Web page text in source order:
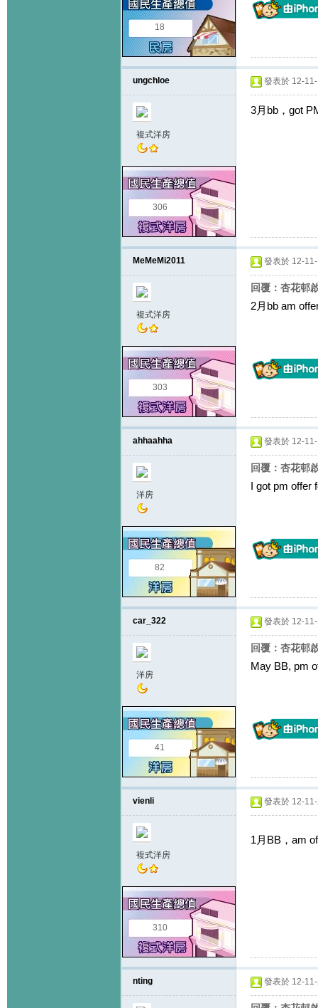
18
ungchloe
複式洋房
306
發表於 12-
3月bb，got
MeMeMi2011
複式洋房
303
發表於 12-
回覆：杏花邨
2月bb am
ahhaahha
洋房
82
發表於 12-
回覆：杏花邨
I got pm offer
car_322
洋房
41
發表於 12-
回覆：杏花邨
May BB, pm
vienli
複式洋房
310
發表於 12-
1月BB，am
nting 發表於 12-